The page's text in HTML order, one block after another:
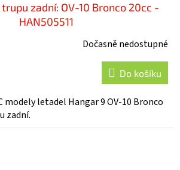
zadní: OV-10 Bronco 20cc -
HAN505511
Dočasně nedostupné
Do košíku
modely letadel Hangar 9 OV-10 Bronco
zadní.